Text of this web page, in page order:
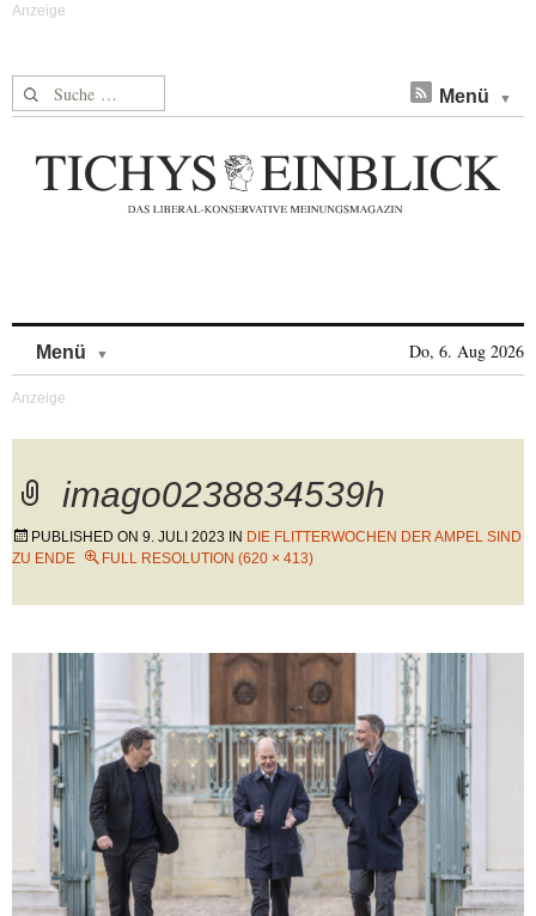
Suche nach: Menü
Menü Do, 6. Aug 2026
imago0238834539h
PUBLISHED ON 9. JULI 2023 IN DIE FLITTERWOCHEN DER AMPEL SIND
ZU ENDE
FULL RESOLUTION (620 × 413)